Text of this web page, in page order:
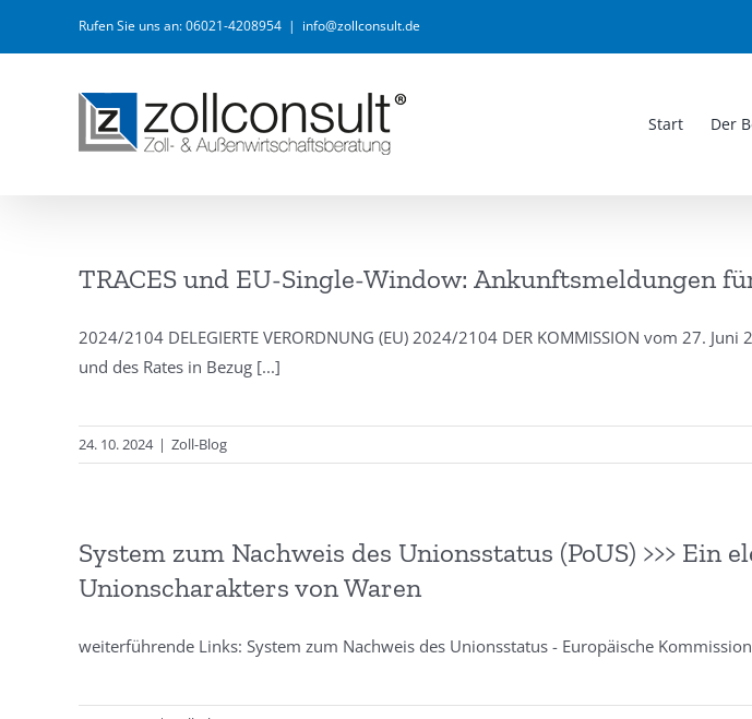
Rufen Sie uns an: 06021-4208954 | info@zollconsult.de
Start Der
TRACES und EU-Single-Window: Ankunftsmeldungen
2024/2104 DELEGIERTE VERORDNUNG (EU) 2024/2104 DER KOMMISSION vom 27.
und des Rates in Bezug [...]
24. 10. 2024 | Zoll-Blog
System zum Nachweis des Unionsstatus (PoUS) >>> Ein
Unionscharakters von Waren
weiterführende Links: System zum Nachweis des Unionsstatus - Europäische